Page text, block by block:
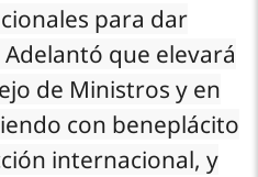
para dar
que elevará
de Ministros y en
con beneplácito
internacional, y